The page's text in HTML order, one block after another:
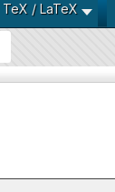
TeX / LaTeX